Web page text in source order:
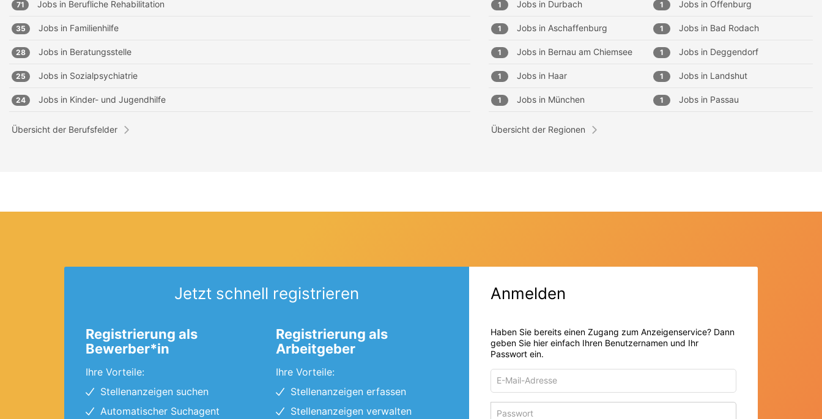
71 Jobs in Berufliche Rehabilitation
35 Jobs in Familienhilfe
28 Jobs in Beratungsstelle
25 Jobs in Sozialpsychiatrie
24 Jobs in Kinder- und Jugendhilfe
Übersicht der Berufsfelder
1 Jobs in Durbach 1 Jobs in Offenburg
1 Jobs in Aschaffenburg 1 Jobs in Bad Rodach
1 Jobs in Bernau am Chiemsee 1 Jobs in Deggendorf
1 Jobs in Haar 1 Jobs in Landshut
1 Jobs in München 1 Jobs in Passau
Übersicht der Regionen
Jetzt schnell registrieren
Registrierung als
Bewerber*in
Ihre Vorteile:
Stellenanzeigen suchen
Automatischer Suchagent
Registrierung als
Arbeitgeber
Ihre Vorteile:
Stellenanzeigen erfassen
Stellenanzeigen verwalten
Anmelden
Haben Sie bereits einen Zugang zum Anzeigenservice? Dann
geben Sie hier einfach Ihren Benutzernamen und Ihr
Passwort ein.
Adresse
zum